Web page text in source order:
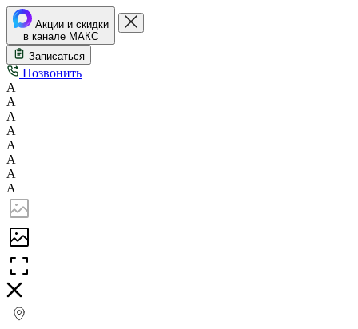
Акции и скидки
в канале МАКС
Записаться
Позвонить
А
А
А
А
А
А
А
А